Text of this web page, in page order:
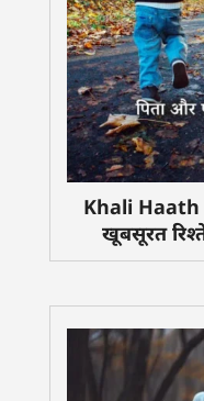
Khali Haath
खूबसूरत